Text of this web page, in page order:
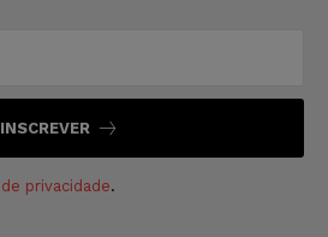
INSCREVER
privacidade.